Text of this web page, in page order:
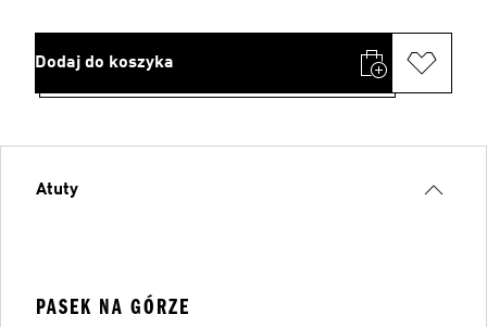
Dodaj do koszyka
Atuty
PASEK NA GÓRZE